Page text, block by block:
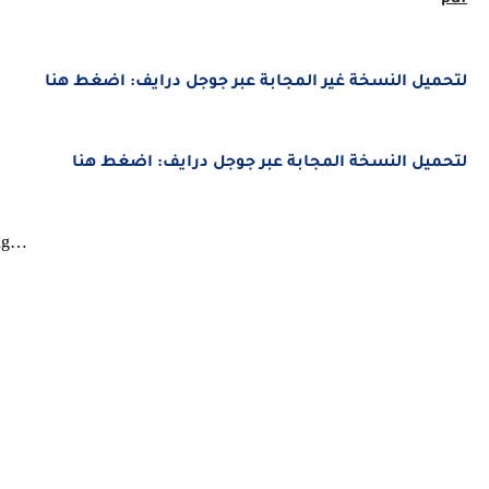
النسخة غير المجابة عبر جوجل درايف: اضغط هنا
النسخة المجابة عبر جوجل درايف: اضغط هنا